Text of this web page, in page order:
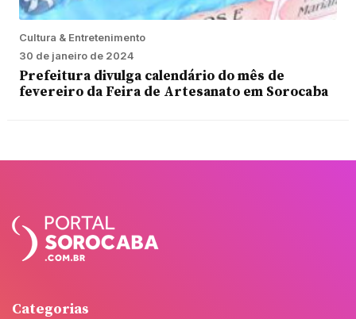
Cultura & Entretenimento
30 de janeiro de 2024
Prefeitura divulga calendário do mês de
fevereiro da Feira de Artesanato em Sorocaba
Categorias